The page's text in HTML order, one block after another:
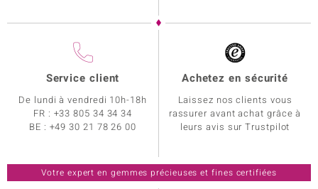
Service client
De lundi à vendredi 10h-18h
FR : +33 805 34 34 34
BE : +49 30 21 78 26 00
Achetez en sécurité
Laissez nos clients vous
rassurer avant achat grâce à
leurs avis sur Trustpilot
Votre expert en gemmes précieuses et fines certifiées